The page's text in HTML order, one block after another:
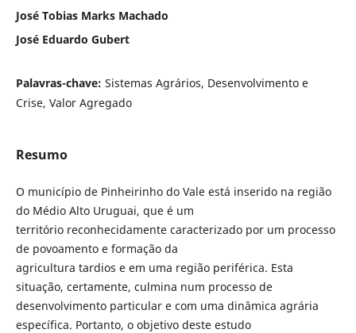
José Tobias Marks Machado
José Eduardo Gubert
Palavras-chave: Sistemas Agrários, Desenvolvimento e
Crise, Valor Agregado
Resumo
O município de Pinheirinho do Vale está inserido na região
do Médio Alto Uruguai, que é um
território reconhecidamente caracterizado por um processo
de povoamento e formação da
agricultura tardios e em uma região periférica. Esta
situação, certamente, culmina num processo de
desenvolvimento particular e com uma dinâmica agrária
específica. Portanto, o objetivo deste estudo